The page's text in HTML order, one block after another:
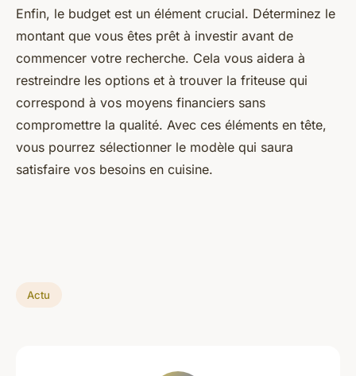
Enfin, le budget est un élément crucial. Déterminez le
montant que vous êtes prêt à investir avant de
commencer votre recherche. Cela vous aidera à
restreindre les options et à trouver la friteuse qui
correspond à vos moyens financiers sans
compromettre la qualité. Avec ces éléments en tête,
vous pourrez sélectionner le modèle qui saura
satisfaire vos besoins en cuisine.
Actu